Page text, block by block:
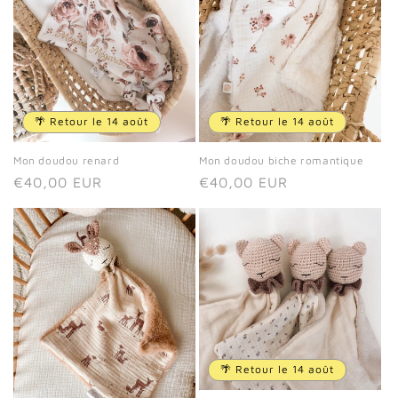
🌴 Retour le 14 août
Mon doudou renard
Prix
€40,00 EUR
🌴 Retour le 14 août
Mon doudou biche romantique
Prix
€40,00 EUR
🌴 Retour le 14 août